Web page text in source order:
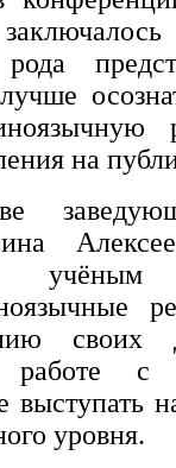
на
своих
с
выступать
уровня.